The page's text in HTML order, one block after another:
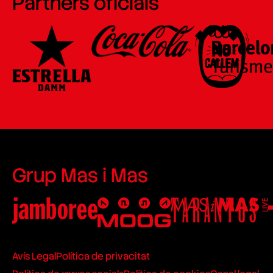
Grup Mas i Mas
Avís LegalPolítica de privacitat